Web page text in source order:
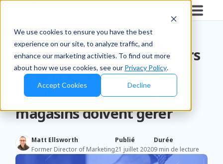
We use cookies to ensure you have the best
experience on our site, to analyze traffic, and
enhance our marketing activities. To find out more
about how we use cookies, see our Privacy Policy.
Accept Cookies Decline
Les 7 principaux indicateurs
de performance clés (KPI)
que les exploitants de
magasins doivent gérer
Matt Ellsworth
Former Director of Marketing
Publié
21 juillet 2020
Durée
9 min de lecture